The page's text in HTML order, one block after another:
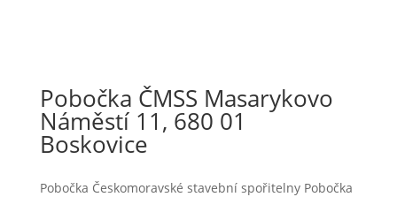
Pobočka ČMSS Masarykovo
Náměstí 11, 680 01
Boskovice
Pobočka Českomoravské stavební spořitelny Pobočka